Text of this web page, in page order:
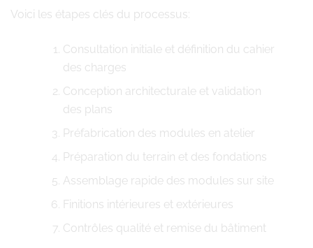
Voici les étapes clés du processus:
Consultation initiale et définition du cahier
des charges
Conception architecturale et validation
des plans
Préfabrication des modules en atelier
Préparation du terrain et des fondations
Assemblage rapide des modules sur site
Finitions intérieures et extérieures
Contrôles qualité et remise du bâtiment